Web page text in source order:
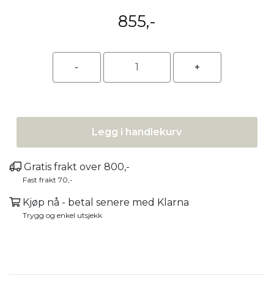
855,-
Legg i handlekurv
Gratis frakt over 800,-
Fast frakt 70,-
Kjøp nå - betal senere med Klarna
Trygg og enkel utsjekk